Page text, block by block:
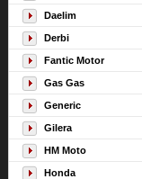
Daelim
Derbi
Fantic Motor
Gas Gas
Generic
Gilera
HM Moto
Honda